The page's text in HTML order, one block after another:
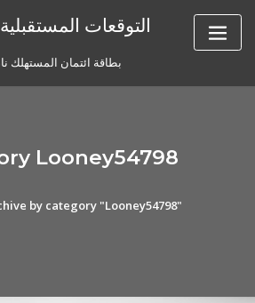
التوقعات
بطاقة ائتمان المستهلك
Looney54798
by category "Looney54798"